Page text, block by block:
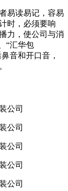
易读易记，容易
时，必须要响
力，使公司与消
“汇华包
音和开口音，
公司
公司
公司
公司
公司